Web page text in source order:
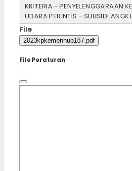
KRITERIA - PENYELENGGARAAN
UDARA PERINTIS - SUBSIDI
File
2023kpkemenhub187.pdf
File Peraturan